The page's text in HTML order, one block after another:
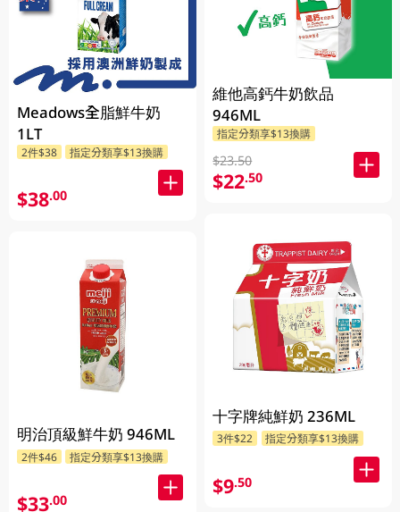
Meadows全脂鮮牛奶
1LT
2件$38 指定分類享$13換購
$38.00
明治頂級鮮牛奶 946ML
2件$46 指定分類享$13換購
$33.00
維他高鈣牛奶飲品
946ML
指定分類享$13換購
$23.50
$22.50
十字牌純鮮奶 236ML
3件$22 指定分類享$13換購
$9.50